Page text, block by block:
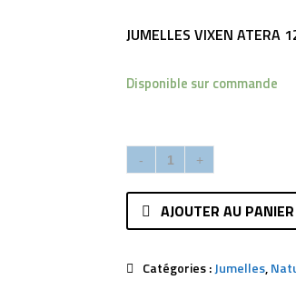
JUMELLES VIXEN ATERA
Disponible sur commande
AJOUTER AU PANIER
Catégories :Jumelles,